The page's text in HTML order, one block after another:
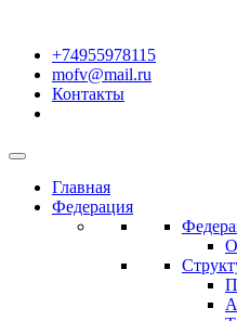
+74955978115
mofv@mail.ru
Контакты
Главная
Федерация